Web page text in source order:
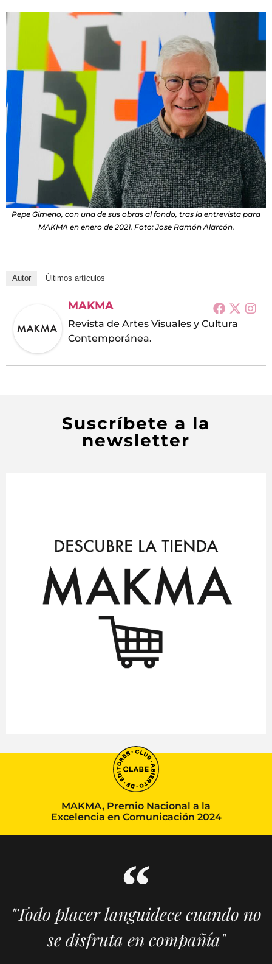
Pepe Gimeno, con una de sus obras al fondo, tras la entrevista para
MAKMA en enero de 2021. Foto: Jose Ramón Alarcón.
Autor Últimos artículos
MAKMA
Revista de Artes Visuales y Cultura
Contemporánea.
Suscríbete a la
newsletter
MAKMA, Premio Nacional a la
Excelencia en Comunicación 2024
"Todo placer languidece cuando no
se disfruta en compañía"